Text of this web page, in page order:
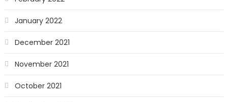
January 2022
December 2021
November 2021
October 2021